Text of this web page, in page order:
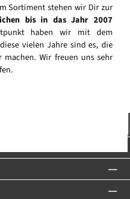
Sortiment stehen wir Dir zur
bis in das Jahr 2007
haben wir mit dem
vielen Jahre sind es, die
Wir freuen uns sehr